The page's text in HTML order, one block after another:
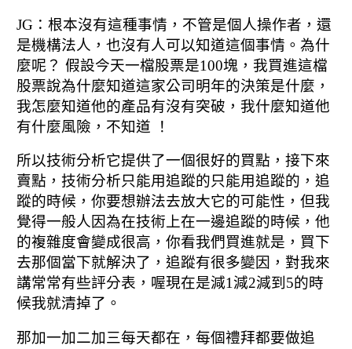
JG：根本沒有這種事情， 不管是個人操作者，還
是機構法人， 也沒有人可以知道這個事情。 為什
麼呢？ 假設今天一檔股票是100塊， 我買進這檔
股票說為什麼知道這家公司明年的決策是什麼，
我怎麼知道他的產品有沒有突破， 我什麼知道他
有什麼風險，不知道 ！
所以技術分析它提供了一個很好的買點， 接下來
賣點，技術分析只能用追蹤的只能用追蹤的， 追
蹤的時候，你要想辦法去放大它的可能性， 但我
覺得一般人因為在技術上在一邊追蹤的時候，他
的複雜度會變成很高， 你看我們買進就是，買下
去那個當下就解決了， 追蹤有很多變因，對我來
講常常有些評分表， 喔現在是減1減2減到5的時
候我就清掉了。
那加一加二加三每天都在，每個禮拜都要做追